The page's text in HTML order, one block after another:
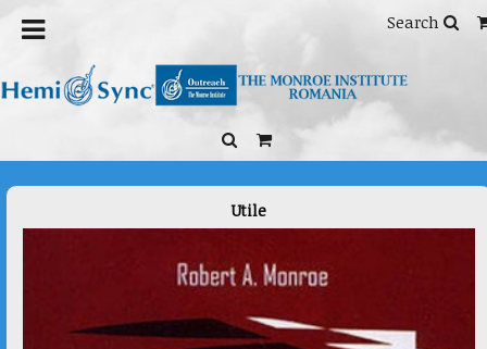
Search
Utile